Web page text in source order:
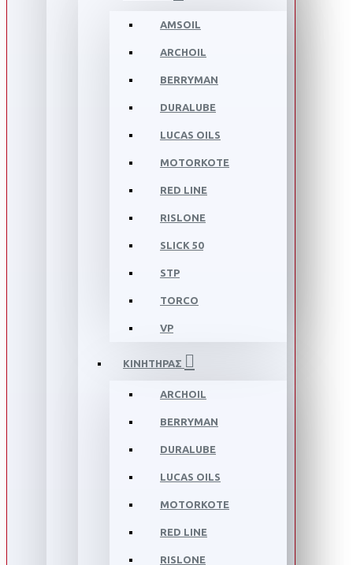
AMSOIL
ARCHOIL
BERRYMAN
DURALUBE
LUCAS OILS
MOTORKOTE
RED LINE
RISLONE
SLICK 50
STP
TORCO
VP
ΚΙΝΗΤΗΡΑΣ
ARCHOIL
BERRYMAN
DURALUBE
LUCAS OILS
MOTORKOTE
RED LINE
RISLONE